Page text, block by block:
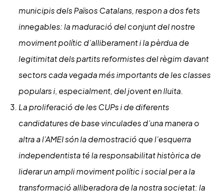
municipis dels Països Catalans, respon a dos fets
innegables: la maduració del conjunt del nostre
moviment polític d’alliberament i la pèrdua de
legitimitat dels partits reformistes del règim davant
sectors cada vegada més importants de les classes
populars i, especialment, del jovent en lluita.
La proliferació de les CUPs i de diferents
candidatures de base vinculades d’una manera o
altra a l’AMEI són la demostració que l’esquerra
independentista té la responsabilitat històrica de
liderar un ampli moviment polític i social per a la
transformació alliberadora de la nostra societat: la